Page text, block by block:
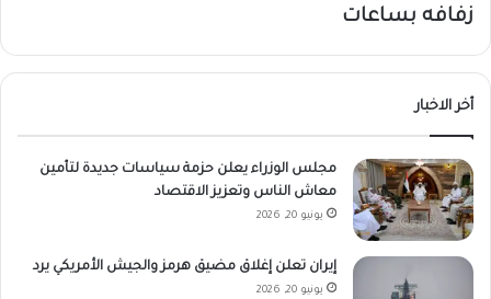
زفافه بساعات
أخر الاخبار
مجلس الوزراء يعلن حزمة سياسات جديدة لتأمين
معاش الناس وتعزيز الاقتصاد
يونيو 20, 2026
إيران تعلن إغلاق مضيق هرمز والجيش الأمريكي يرد
يونيو 20, 2026